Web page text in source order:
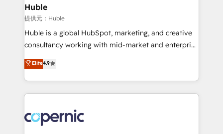
without outside dependencies. You’ll learn how to: •
Set up, audit, and organize your HubSpot portal •
Get your sales team fully using HubSpot • Track
pipeline and revenue across the entire buyer journey
growth • Create content and videos that attract
buyers • Use AI to scale smarter Our coaching-led
lasts. So if you're ready to become the most trusted
voice in your market, let’s talk.
Huble
提供元：Huble
Huble is a global HubSpot, marketing, and creative
consultancy working with mid-market and enterprise
businesses. We go beyond implementation, shaping
the strategy, processes, and teams that turn
HubSpot into a genuine growth engine. Named
HubSpot's Global Partner of the Year in 2024,
worldwide, and with over 15 years in the ecosystem,
Huble has built a track record that speaks for itself.
Elite4.9